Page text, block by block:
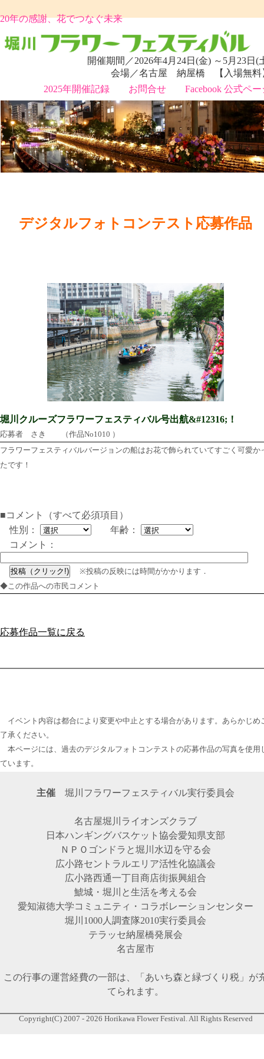
20年の感謝、花でつなぐ未来
開催期間／2026年4月24日(金) ～5月23日(
会場／名古屋 納屋橋 【入場無料
2025年開催記録
お問合せ Facebook 公式ペー
デジタルフォトコンテスト応募作品
堀川クルーズフラワーフェスティバル号出航&#12316;！
応募者 さき （作品No1010 ）
フラワーフェスティバルバージョンの船はお花で飾られていてすごく可愛か
たです！
■コメント（すべて必須項目）
性別：
年齢：
コメント：
※投稿の反映には時間がかかります．
◆この作品への市民コメント
応募作品一覧に戻る
イベント内容は都合により変更や中止とする場合があります。あらかじめ
了承ください。
本ページには、過去のデジタルフォトコンテストの応募作品の写真を使用
ています。
主催 堀川フラワーフェスティバル実行委員会
名古屋堀川ライオンズクラブ
日本ハンギングバスケット協会愛知県支部
ＮＰＯゴンドラと堀川水辺を守る会
広小路セントラルエリア活性化協議会
広小路西通一丁目商店街振興組合
鯱城・堀川と生活を考える会
愛知淑徳大学コミュニティ・コラボレーションセンター
堀川1000人調査隊2010実行委員会
テラッセ納屋橋発展会
名古屋市
この行事の運営経費の一部は、「あいち森と緑づくり税」が
てられます。
Copyright(C) 2007 - 2026 Horikawa Flower Festival. All Rights Reserved